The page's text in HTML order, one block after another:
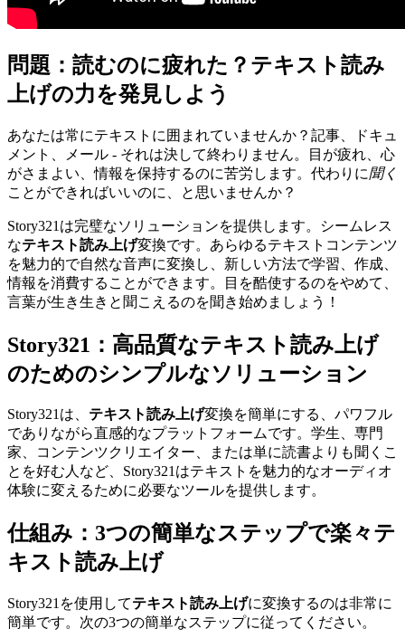
問題：読むのに疲れた？テキスト読み
上げの力を発見しよう
あなたは常にテキストに囲まれていませんか？記事、ドキュ
メント、メール - それは決して終わりません。目が疲れ、心
がさまよい、情報を保持するのに苦労します。代わりに聞く
ことができればいいのに、と思いませんか？
Story321は完璧なソリューションを提供します。シームレス
なテキスト読み上げ変換です。あらゆるテキストコンテンツ
を魅力的で自然な音声に変換し、新しい方法で学習、作成、
情報を消費することができます。目を酷使するのをやめて、
言葉が生き生きと聞こえるのを聞き始めましょう！
Story321：高品質なテキスト読み上げ
のためのシンプルなソリューション
Story321は、 テキスト読み上げ変換を簡単にする、パワフル
でありながら直感的なプラットフォームです。学生、専門
家、コンテンツクリエイター、または単に読書よりも聞くこ
とを好む人など、Story321はテキストを魅力的なオーディオ
体験に変えるために必要なツールを提供します。
仕組み：3つの簡単なステップで楽々テ
キスト読み上げ
Story321を使用してテキスト読み上げに変換するのは非常に
簡単です。次の3つの簡単なステップに従ってください。